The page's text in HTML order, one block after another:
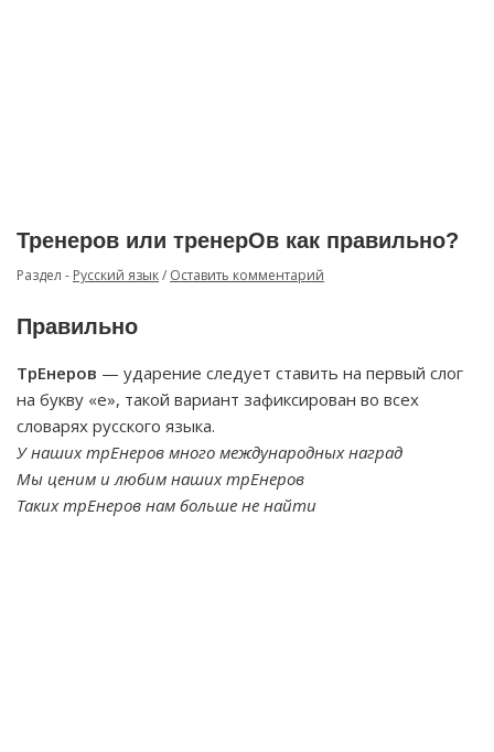
Тренеров или тренерОв как правильно?
Раздел - Русский язык/ Оставить комментарий
Правильно
ТрЕнеров — ударение следует ставить на первый слог
на букву «е», такой вариант зафиксирован во всех
словарях русского языка.
У наших трЕнеров много международных наград
Мы ценим и любим наших трЕнеров
Таких трЕнеров нам больше не найти